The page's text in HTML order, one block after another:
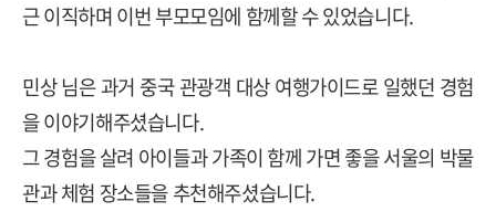
근 이직하며 이번 부모모임에 함께할 수 있었습니다.
민상 님은 과거 중국 관광객 대상 여행가이드로 일했던 경험
을 이야기해주셨습니다.
그 경험을 살려 아이들과 가족이 함께 가면 좋을 서울의 박물
관과 체험 장소들을 추천해주셨습니다.